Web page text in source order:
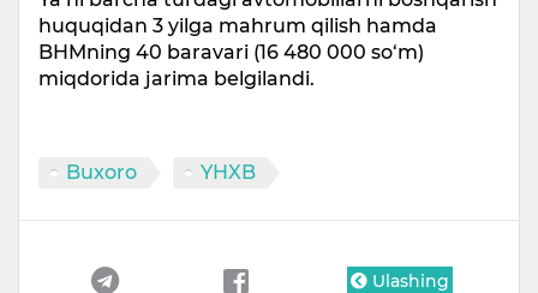
huquqidan 3 yilga mahrum qilish hamda
BHMning 40 baravari (16 480 000 so‘m)
miqdorida jarima belgilandi.
Buxoro YHXB
Ulashing